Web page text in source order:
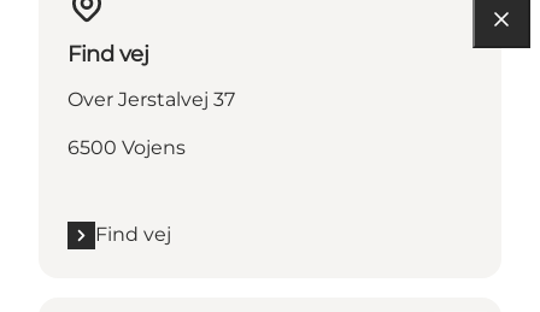
Find vej
Over Jerstalvej 37
6500 Vojens
Find vej